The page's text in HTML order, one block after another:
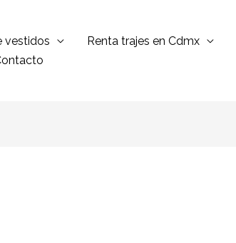
vestidos Renta trajes en Cdmx